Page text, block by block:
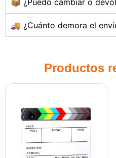
📦 ¿Puedo cambiar o
🚚 ¿Cuánto demora el
Productos